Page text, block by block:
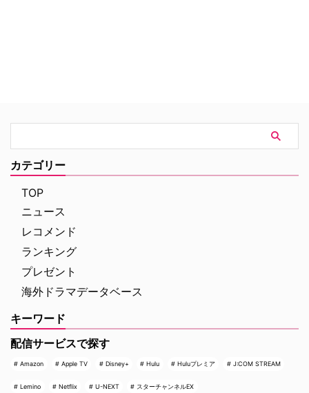
カテゴリー
TOP
ニュース
レコメンド
ランキング
プレゼント
海外ドラマデータベース
キーワード
配信サービスで探す
Amazon Apple TV Disney+ Hulu Huluプレミア J:COM STREAM
Lemino Netflix U-NEXT スターチャンネルEX